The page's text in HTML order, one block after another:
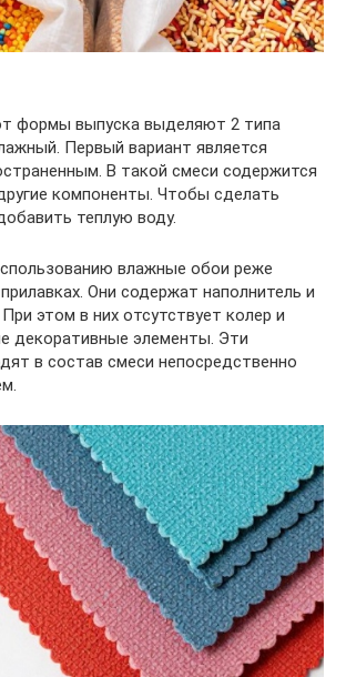
формы выпуска выделяют 2 типа
Первый вариант является
В такой смеси содержится
компоненты. Чтобы сделать
теплую воду.
влажные обои реже
Они содержат наполнитель и
этом в них отсутствует колер и
декоративные элементы. Эти
в состав смеси непосредственно